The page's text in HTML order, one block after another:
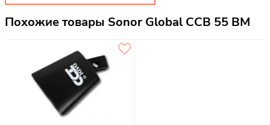
Похожие товары Sonor Global CCB 55 BM